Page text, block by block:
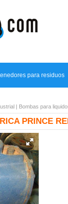
para residuos
| Bombas para
PRINCE